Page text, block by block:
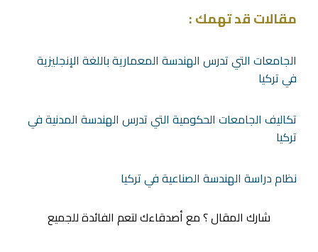
مقالات قد تهمك :
الجامعات التي تدرس الهندسة المعمارية باللغة الإنجليزية
في تركيا
تكاليف الجامعات الحكومية التي تدرس الهندسة المدنية في
تركيا
نظام دراسة الهندسة الصناعية في تركيا
شارك المقال ؟ مع أصدقاءك لتعم الفائدة للجميع